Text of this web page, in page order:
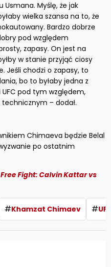
Usmana. Myślę, że jak
wielka szansa na to, że
Bardzo dobrze
pod względem
zapasy. On jest na
w stanie przyjąć ciosy
Jeśli chodzi o zapasy, to
bo to byłaby jedna z
pod tym względem,
– dodał.
Chimaeva będzie Belal
po ostatnim
Free Fight: Calvin Kattar vs
#Khamzat Chimaev #